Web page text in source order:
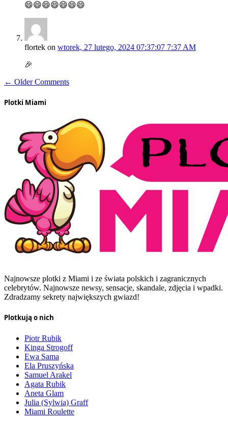
😄😄😄😄😄😄😄
flortek on wtorek, 27 lutego, 2024 07:37:07 7:37 AM
🎉
← Older Comments
Plotki Miami
Najnowsze plotki z Miami i ze świata polskich i zagranicznych
celebrytów. Najnowsze newsy, sensacje, skandale, zdjęcia i wpadki.
Zdradzamy sekrety największych gwiazd!
Plotkują o nich
Piotr Rubik
Kinga Strogoff
Ewa Sama
Ela Pruszyńska
Samuel Arakel
Agata Rubik
Aneta Glam
Julia (Sylwia) Graff
Miami Roulette